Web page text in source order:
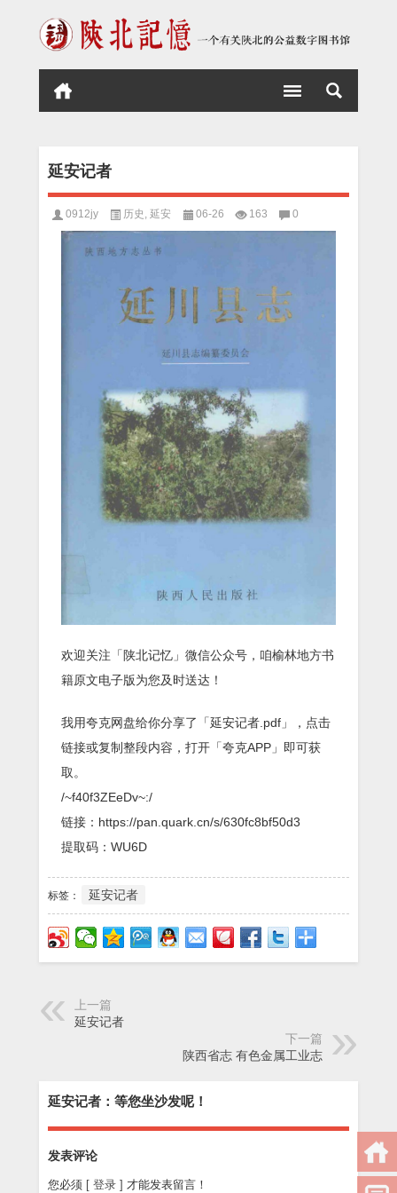
延安记者
0912jy 历史 延安 06-26 163 0
欢迎关注「陕北记忆」微信公众号，咱榆林地方书
籍原文电子版为您及时送达！
我用夸克网盘给你分享了「延安记者.pdf」，点击
链接或复制整段内容，打开「夸克APP」即可获
取。
/~f40f3ZEeDv~:/
链接：https://pan.quark.cn/s/630fc8bf50d3
提取码：WU6D
标签： 延安记者
上一篇
延安记者
下一篇
陕西省志 有色金属工业志
延安记者：等您坐沙发呢！
发表评论
您必须 [ 登录 ] 才能发表留言！